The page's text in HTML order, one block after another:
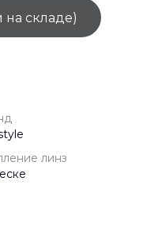
на складе)
линз